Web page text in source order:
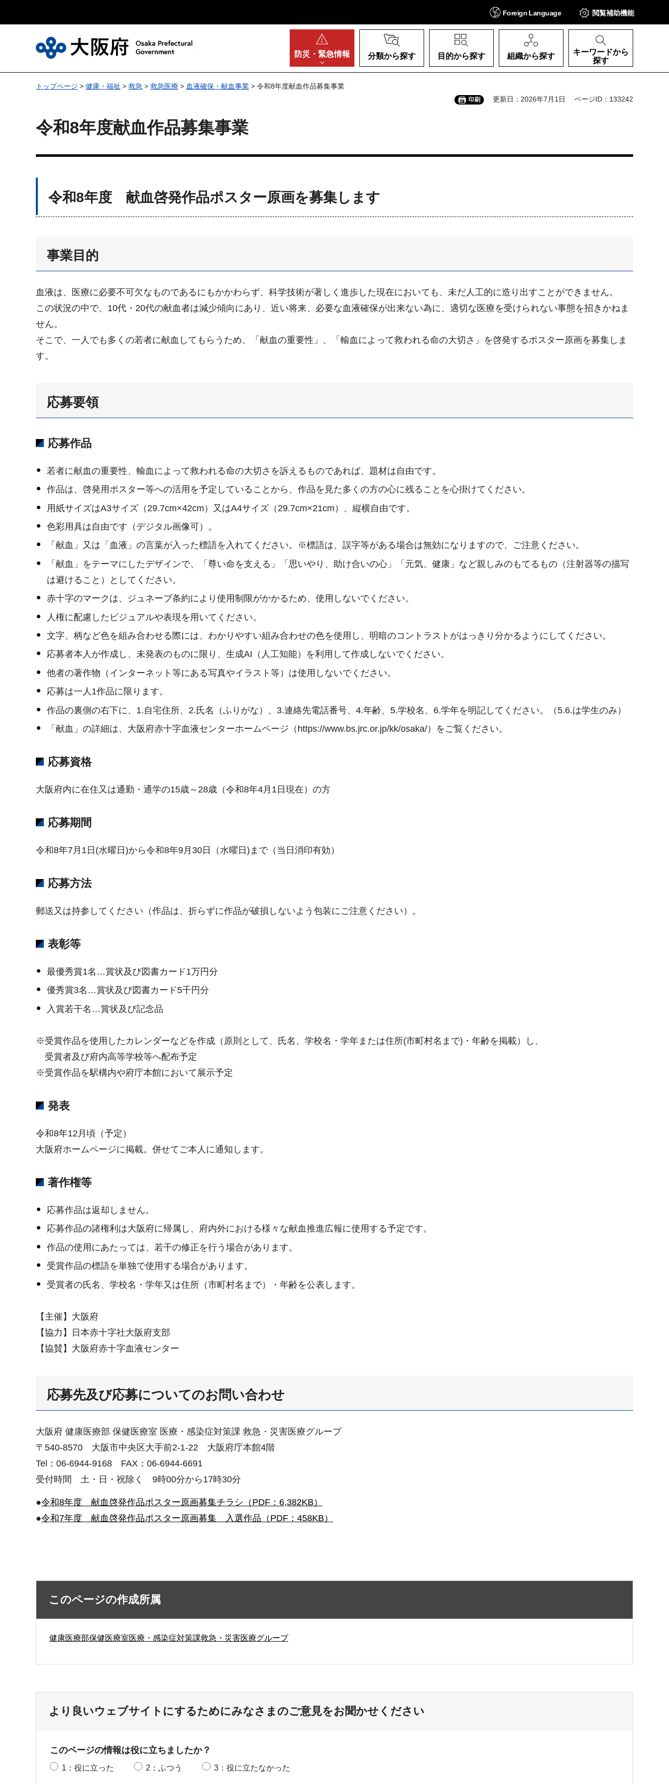
Foreign Language 閲覧補助機能
防災・ 緊急情報 分類から探す 目的から探す 組織から探す
キーワードから
探す
トップページ > 健康・福祉 > 救急 > 救急医療 > 血液確保・献血事業 > 令和8年度献血作品募集事業
印刷 更新日：2026年7月1日 ページID：133242
令和8年度献血作品募集事業
令和8年度 献血啓発作品ポスター原画を募集します
事業目的
血液は、医療に必要不可欠なものであるにもかかわらず、科学技術が著しく進歩した現在においても、未だ人工的に造り出すことができません。
この状況の中で、10代・20代の献血者は減少傾向にあり、近い将来、必要な血液確保が出来ない為に、適切な医療を受けられない事態を招きかねま
せん。
そこで、一人でも多くの若者に献血してもらうため、「献血の重要性」、「輸血によって救われる命の大切さ」を啓発するポスター原画を募集しま
す。
応募要領
応募作品
若者に献血の重要性、輸血によって救われる命の大切さを訴えるものであれば、題材は自由です。
作品は、啓発用ポスター等への活用を予定していることから、作品を見た多くの方の心に残ることを心掛けてください。
用紙サイズはA3サイズ（29.7cm×42cm）又はA4サイズ（29.7cm×21cm）、縦横自由です。
色彩用具は自由です（デジタル画像可）。
「献血」又は「血液」の言葉が入った標語を入れてください。※標語は、誤字等がある場合は無効になりますので、ご注意ください。
「献血」をテーマにしたデザインで、「尊い命を支える」「思いやり、助け合いの心」「元気、健康」など親しみのもてるもの（注射器等の描写
は避けること）としてください。
赤十字のマークは、ジュネーブ条約により使用制限がかかるため、使用しないでください。
人権に配慮したビジュアルや表現を用いてください。
文字、柄など色を組み合わせる際には、わかりやすい組み合わせの色を使用し、明暗のコントラストがはっきり分かるようにしてください。
応募者本人が作成し、未発表のものに限り、生成AI（人工知能）を利用して作成しないでください。
他者の著作物（インターネット等にある写真やイラスト等）は使用しないでください。
応募は一人1作品に限ります。
作品の裏側の右下に、1.自宅住所、2.氏名（ふりがな）、3.連絡先電話番号、4.年齢、5.学校名、6.学年を明記してください。（5.6.は学生のみ）
「献血」の詳細は、大阪府赤十字血液センターホームページ（https://www.bs.jrc.or.jp/kk/osaka/）をご覧ください。
応募資格
大阪府内に在住又は通勤・通学の15歳～28歳（令和8年4月1日現在）の方
応募期間
令和8年7月1日(水曜日)から令和8年9月30日（水曜日)まで（当日消印有効）
応募方法
郵送又は持参してください（作品は、折らずに作品が破損しないよう包装にご注意ください）。
表彰等
最優秀賞1名…賞状及び図書カード1万円分
優秀賞3名…賞状及び図書カード5千円分
入賞若干名…賞状及び記念品
※受賞作品を使用したカレンダーなどを作成（原則として、氏名、学校名・学年または住所(市町村名まで)・年齢を掲載）し、
受賞者及び府内高等学校等へ配布予定
※受賞作品を駅構内や府庁本館において展示予定
発表
令和8年12月頃（予定）
大阪府ホームページに掲載。併せてご本人に通知します。
著作権等
応募作品は返却しません。
応募作品の諸権利は大阪府に帰属し、府内外における様々な献血推進広報に使用する予定です。
作品の使用にあたっては、若干の修正を行う場合があります。
受賞作品の標語を単独で使用する場合があります。
受賞者の氏名、学校名・学年又は住所（市町村名まで）・年齢を公表します。
【主催】大阪府
【協力】日本赤十字社大阪府支部
【協賛】大阪府赤十字血液センター
応募先及び応募についてのお問い合わせ
大阪府 健康医療部 保健医療室 医療・感染症対策課 救急・災害医療グループ
〒540-8570 大阪市中央区大手前2-1-22 大阪府庁本館4階
Tel：06-6944-9168 FAX：06-6944-6691
受付時間 土・日・祝除く 9時00分から17時30分
●令和8年度 献血啓発作品ポスター原画募集チラシ（PDF：6,382KB）
●令和7年度 献血啓発作品ポスター原画募集 入選作品（PDF：458KB）
このページの作成所属
健康医療部保健医療室医療・感染症対策課救急・災害医療グループ
より良いウェブサイトにするためにみなさまのご意見をお聞かせください
このページの情報は役に立ちましたか？
1：役に立った 2：ふつう 3：役に立たなかった